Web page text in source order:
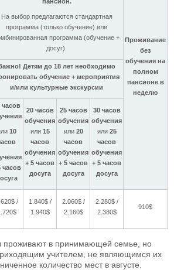
На выбор предлагаются стандартная
программа (только обучение) или
программа (обучение +
досуг).
Проживание
без
обучения на
полном
пансионе в
неделю
Детям до 18 лет необходимо
обучение + мероприятия
и/или культурные экскурсии
часов
10
часов
20 часов
обучения
или 15
часов
обучения
+ 5 часов
досуга
25 часов
обучения
или 20
часов
обучения
+ 5 часов
досуга
30 часов
обучения
или 25
часов
обучения
+ 5 часов
досуга
/
1.840$ /
1.940$
2.060$ /
2.160$
2.280$ /
2.380$
910$
проживают в принимающей семье, но
учителем, не являющимся их
количество мест в августе.